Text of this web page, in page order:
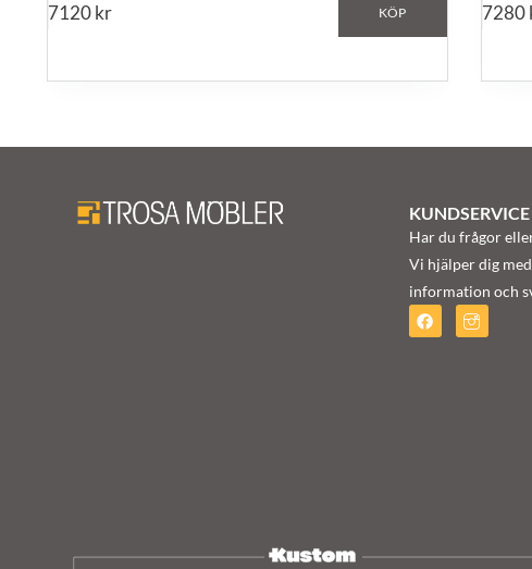
7120kr KÖP 7280
KUNDSERVICE
Har du frågor
Vi hjälper dig
information och